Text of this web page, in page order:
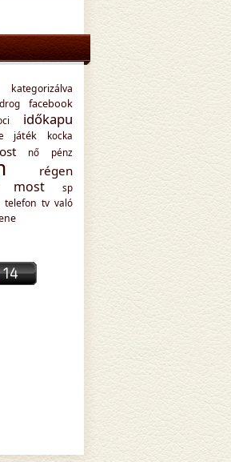
drog facebook
időkapu
játék kocka
nő pénz
régen
most
sp
telefon tv való